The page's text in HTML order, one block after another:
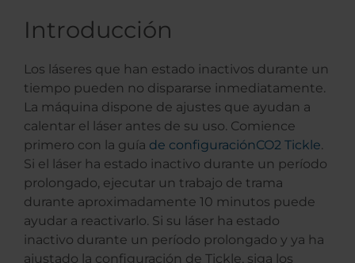
Introducción
Los láseres que han estado inactivos durante un
tiempo pueden no dispararse inmediatamente.
La máquina dispone de ajustes que ayudan a
calentar el láser antes de su uso. Comience
primero con la guía de configuraciónCO2 Tickle.
Si el láser ha estado inactivo durante un período
prolongado, ejecutar un trabajo de trama
durante aproximadamente 10 minutos puede
ayudar a reactivarlo. Si su láser ha estado
inactivo durante un período prolongado y ya ha
ajustado la configuración de Tickle, siga los